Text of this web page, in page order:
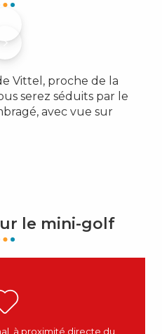
Vittel, proche de la
serez séduits par le
avec vue sur
le mini-golf
à proximité directe du